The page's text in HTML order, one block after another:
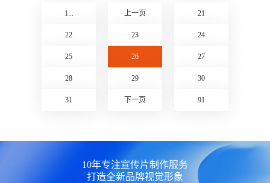
1... 上一页 21
22 23 24
25 26 27
28 29 30
31 下一页 91
10年专注宣传片制作服务
打造全新品牌视觉形象